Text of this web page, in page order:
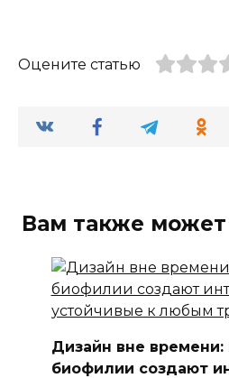
Оцените статью
Вам также может
Дизайн вне
биофилии создают